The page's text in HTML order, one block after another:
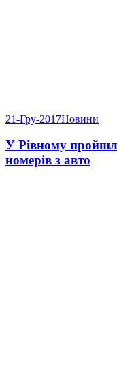
21-Гру-2017Новини
У Рівному
номерів з авто